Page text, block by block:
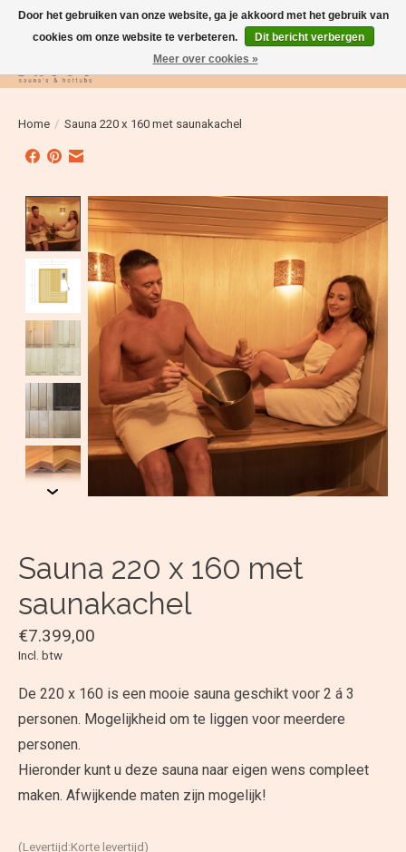
Verlanglijst
Home / Sauna 220 x 160 met saunakachel
Product image slideshow Items
Sauna 220 x 160 met
saunakachel
€7.399,00
Incl. btw
De 220 x 160 is een mooie sauna geschikt voor 2 á 3
personen. Mogelijkheid om te liggen voor meerdere
personen.
Hieronder kunt u deze sauna naar eigen wens compleet
maken. Afwijkende maten zijn mogelijk!
(Levertijd:Korte levertijd)
Door het gebruiken van onze website, ga je akkoord met het gebruik van
cookies om onze website te verbeteren.
Dit bericht verbergen
Meer over cookies »